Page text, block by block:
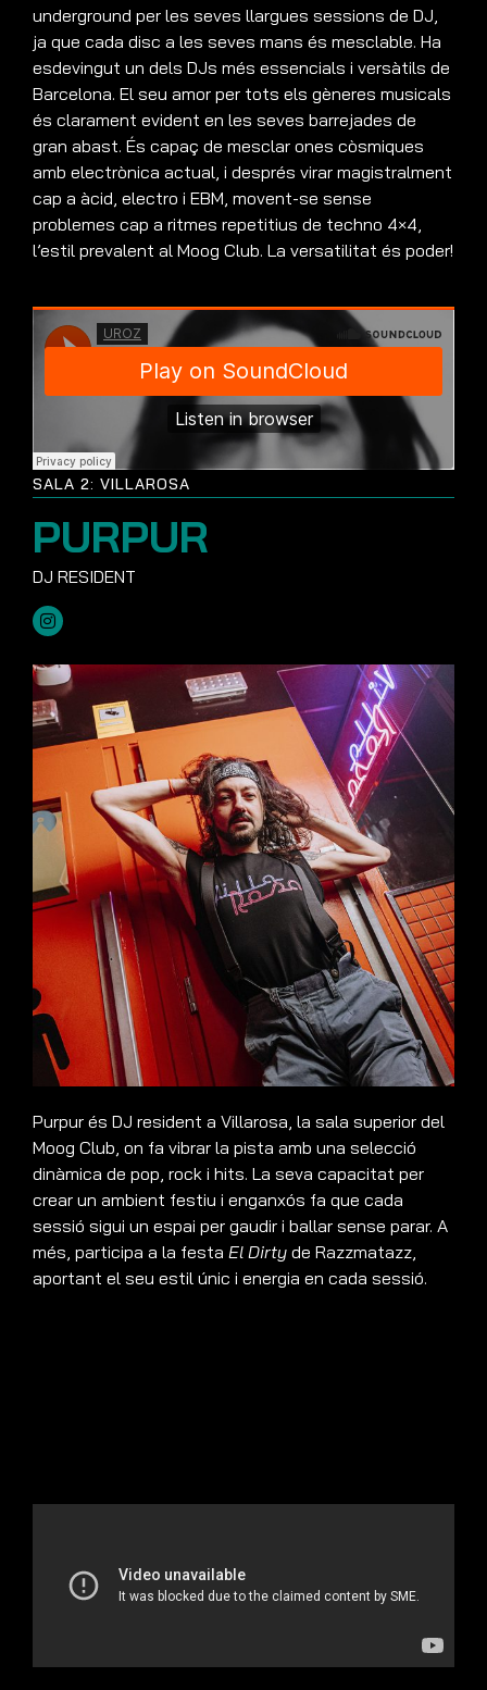
underground per les seves llargues sessions de DJ,
ja que cada disc a les seves mans és mesclable. Ha
esdevingut un dels DJs més essencials i versàtils de
Barcelona. El seu amor per tots els gèneres musicals
és clarament evident en les seves barrejades de
gran abast. És capaç de mesclar ones còsmiques
amb electrònica actual, i després virar magistralment
cap a àcid, electro i EBM, movent-se sense
problemes cap a ritmes repetitius de techno 4×4,
l’estil prevalent al Moog Club. La versatilitat és poder!
SALA 2: VILLAROSA
PURPUR
Purpur és DJ resident a Villarosa, la sala superior del
Moog Club, on fa vibrar la pista amb una selecció
dinàmica de pop, rock i hits. La seva capacitat per
crear un ambient festiu i enganxós fa que cada
sessió sigui un espai per gaudir i ballar sense parar. A
més, participa a la festa El Dirty de Razzmatazz,
aportant el seu estil únic i energia en cada sessió.